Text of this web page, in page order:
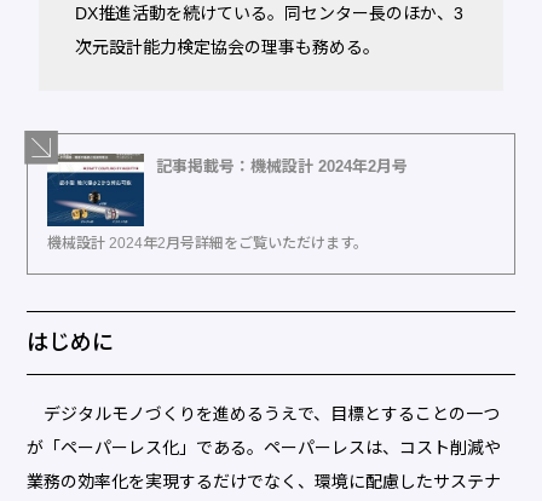
DX推進活動を続けている。同センター長のほか、3
次元設計能力検定協会の理事も務める。
記事掲載号：機械設計 2024年2月号
機械設計 2024年2月号詳細をご覧いただけます。
はじめに
デジタルモノづくりを進めるうえで、目標とすることの一つ
が「ペーパーレス化」である。ペーパーレスは、コスト削減や
業務の効率化を実現するだけでなく、環境に配慮したサステナ